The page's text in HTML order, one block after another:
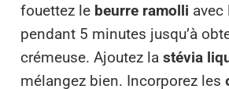
fouettez le beurre ramolli avec
pendant 5 minutes jusqu’à
crémeuse. Ajoutez la stévia
mélangez bien. Incorporez les